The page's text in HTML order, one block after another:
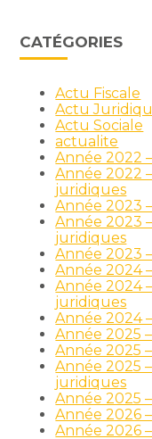
CATÉGORIES
Actu Fiscale
Actu
Actu Sociale
actualite
Année 2022
Année 2022
juridiques
Année 2023
Année 2023
juridiques
Année 2023
Année 2024
Année 2024
juridiques
Année 2024
Année 2025 –
Année 2025
Année 2025
juridiques
Année 2025
Année 2026 –
Année 2026